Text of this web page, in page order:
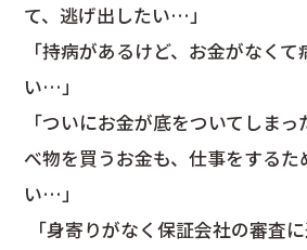
て、逃げ出したい…」
「持病があるけど、お金がなく
い…」
「ついにお金が底をついてしま
べ物を買うお金も、仕事をするた
い…」
「身寄りがなく保証会社の審査